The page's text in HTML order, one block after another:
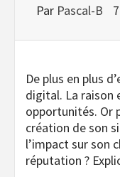
Par Pascal-B
De plus en plus
digital. La raison
opportunités. Or
création de son
l’impact sur son
réputation ?